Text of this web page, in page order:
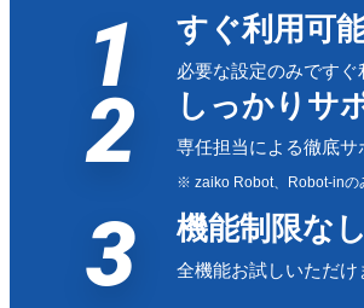
1 すぐ利用可
必要な設定のみですぐ
2 しっかりサ
専任担当による徹底サ
※ zaiko Robot、Robot-inの
3 機能制限なし
全機能お試しいただけ